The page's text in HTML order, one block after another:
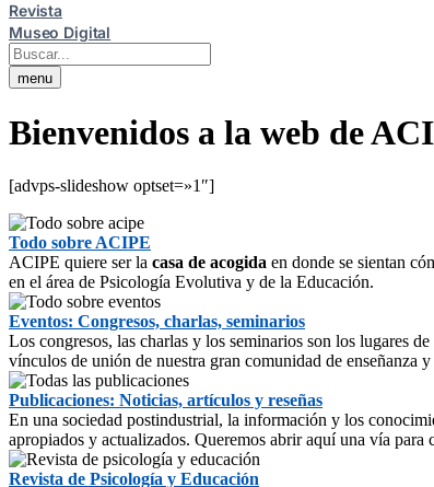
Revista
Museo Digital
menu
Bienvenidos a la web de
[advps-slideshow optset=»1″]
Todo sobre ACIPE
ACIPE quiere ser la casa de acogida en donde se sientan
en el área de Psicología Evolutiva y de la Educación.
Eventos: Congresos, charlas, seminarios
Los congresos, las charlas y los seminarios son los lugares
vínculos de unión de nuestra gran comunidad de enseñanza
Publicaciones: Noticias, artículos y reseñas
En una sociedad postindustrial, la información y los
apropiados y actualizados. Queremos abrir aquí una vía para
Revista de Psicología y Educación